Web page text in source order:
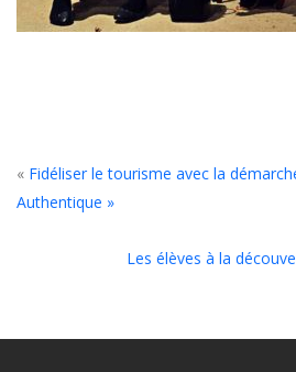
« Fidéliser le tourisme avec la
Authentique »
Les élèves à la